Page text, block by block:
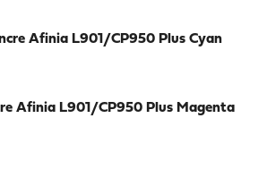
Afinia L901/CP950 Plus Cyan
Afinia L901/CP950 Plus Magenta